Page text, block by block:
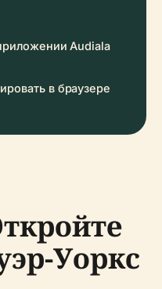
Audiala
в браузере
Уоркс